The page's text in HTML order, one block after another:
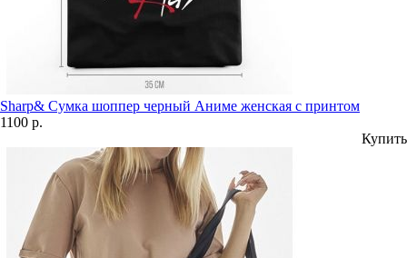
Sharp& Сумка шоппер черный Аниме женская с принтом
1100 р.
Купить